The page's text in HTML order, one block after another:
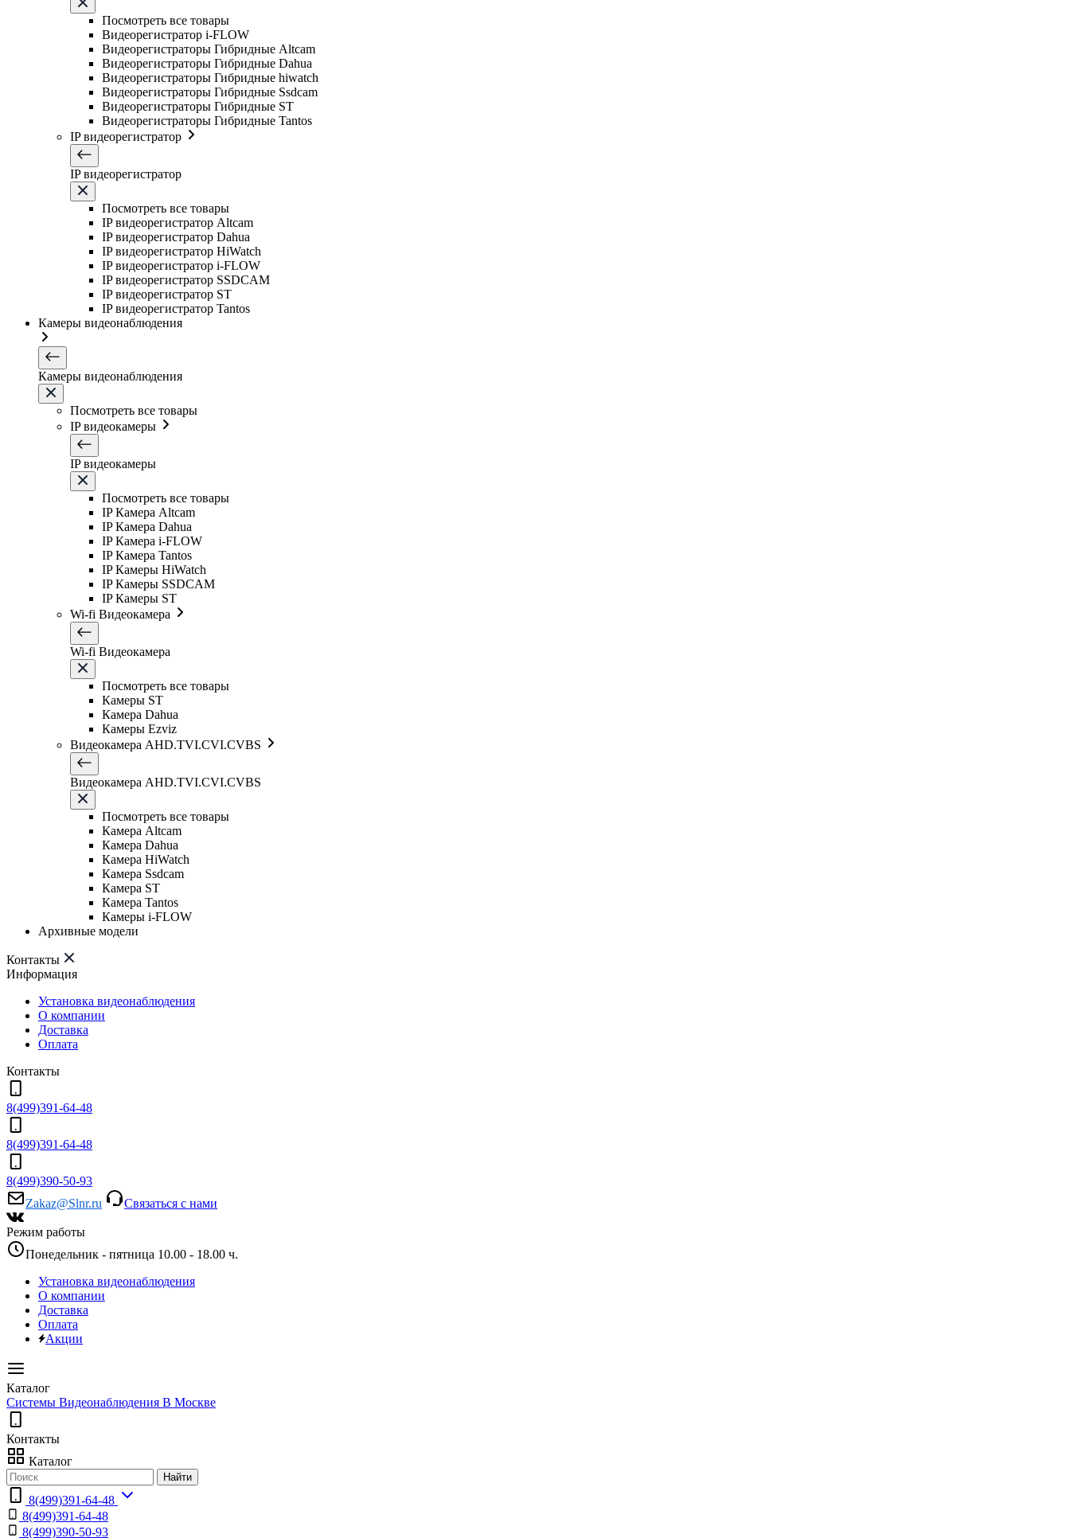
Посмотреть все товары
Видеорегистратор i-FLOW
Видеорегистраторы Гибридные Altcam
Видеорегистраторы Гибридные Dahua
Видеорегистраторы Гибридные hiwatch
Видеорегистраторы Гибридные Ssdcam
Видеорегистраторы Гибридные ST
Видеорегистраторы Гибридные Tantos
IP видеорегистратор
IP видеорегистратор
Посмотреть все товары
IP видеорегистратор Altcam
IP видеорегистратор Dahua
IP видеорегистратор HiWatch
IP видеорегистратор i-FLOW
IP видеорегистратор SSDCAM
IP видеорегистратор ST
IP видеорегистратор Tantos
Камеры видеонаблюдения
Камеры видеонаблюдения
Посмотреть все товары
IP видеокамеры
IP видеокамеры
Посмотреть все товары
IP Камера Altcam
IP Камера Dahua
IP Камера i-FLOW
IP Камера Tantos
IP Камеры HiWatch
IP Камеры SSDCAM
IP Камеры ST
Wi-fi Видеокамера
Wi-fi Видеокамера
Посмотреть все товары
Камеры ST
Камера Dahua
Камеры Ezviz
Видеокамера AHD.TVI.CVI.CVBS
Видеокамера AHD.TVI.CVI.CVBS
Посмотреть все товары
Камера Altcam
Камера Dahua
Камера HiWatch
Камера Ssdcam
Камера ST
Камера Tantos
Камеры i-FLOW
Архивные модели
Контакты
Информация
Установка видеонаблюдения
О компании
Доставка
Оплата
Контакты
8(499)391-64-48
8(499)391-64-48
8(499)390-50-93
Zakaz@Slnr.ru
Связаться с нами
Режим работы
Понедельник - пятница 10.00 - 18.00 ч.
Установка видеонаблюдения
О компании
Доставка
Оплата
Акции
Каталог
Системы Видеонаблюдения В Москве
Контакты
Каталог
Найти
8(499)391-64-48
8(499)391-64-48
8(499)390-50-93